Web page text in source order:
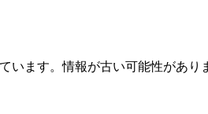
います。情報が古い可能性があり